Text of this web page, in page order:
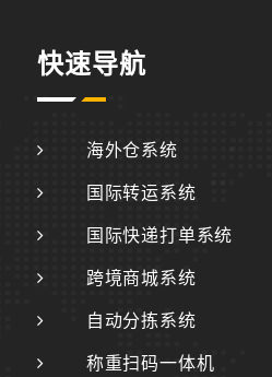
快速导航
海外仓系统
国际转运系统
国际快递打单系统
跨境商城系统
自动分拣系统
称重扫码一体机